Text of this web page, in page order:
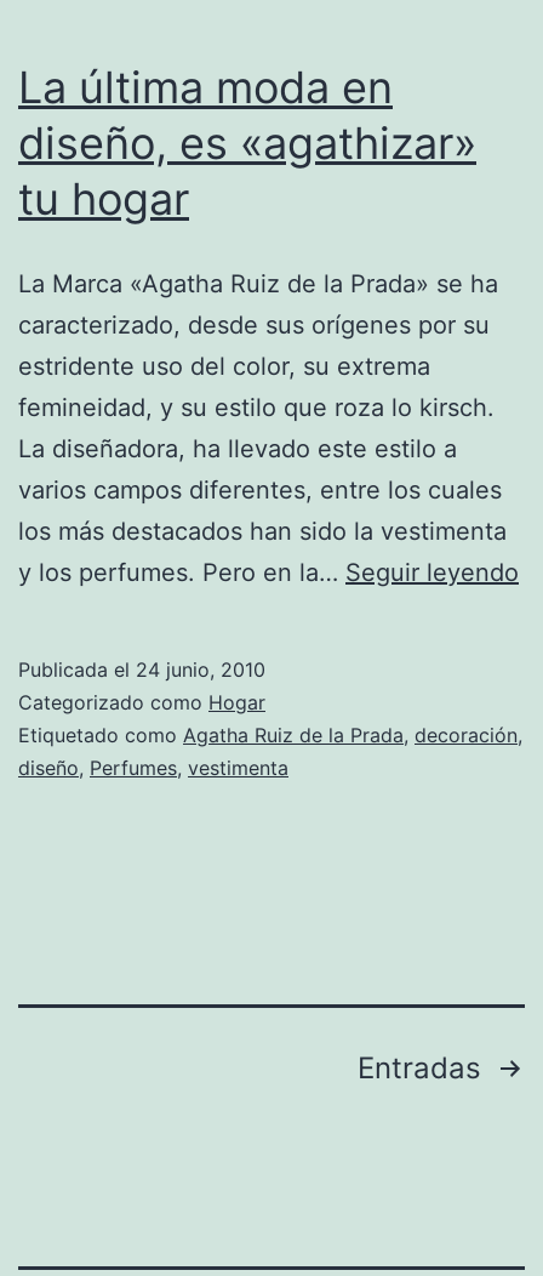
de
La última moda en
diseño, es «agathizar»
tu hogar
La Marca «Agatha Ruiz de la Prada» se ha
caracterizado, desde sus orígenes por su
estridente uso del color, su extrema
femineidad, y su estilo que roza lo kirsch.
La diseñadora, ha llevado este estilo a
varios campos diferentes, entre los cuales
los más destacados han sido la vestimenta
y los perfumes. Pero en la… Seguir leyendo
Publicada el 24 junio, 2010
Categorizado como Hogar
Etiquetado como Agatha Ruiz de la Prada, decoración,
diseño, Perfumes, vestimenta
Entradas